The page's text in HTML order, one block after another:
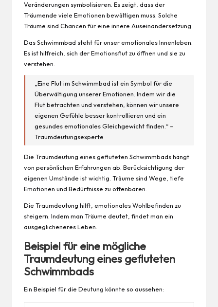
Veränderungen symbolisieren. Es zeigt, dass der
Träumende viele Emotionen bewältigen muss. Solche
Träume sind Chancen für eine innere Auseinandersetzung.
Das Schwimmbad steht für unser emotionales Innenleben.
Es ist hilfreich, sich der Emotionsflut zu öffnen und sie zu
verstehen.
„Eine Flut im Schwimmbad ist ein Symbol für die
Überwältigung unserer Emotionen. Indem wir die
Flut betrachten und verstehen, können wir unsere
eigenen Gefühle besser kontrollieren und ein
gesundes emotionales Gleichgewicht finden.“ –
Traumdeutungsexperte
Die Traumdeutung eines gefluteten Schwimmbads hängt
von persönlichen Erfahrungen ab. Berücksichtigung der
eigenen Umstände ist wichtig. Träume sind Wege, tiefe
Emotionen und Bedürfnisse zu offenbaren.
Die Traumdeutung hilft, emotionales Wohlbefinden zu
steigern. Indem man Träume deutet, findet man ein
ausgeglicheneres Leben.
Beispiel für eine mögliche
Traumdeutung eines gefluteten
Schwimmbads
Ein Beispiel für die Deutung könnte so aussehen: